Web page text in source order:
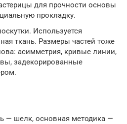
для прочности основы
прокладку.
Используется
ткань. Размеры частей тоже
асимметрия, кривые линии,
задекорированные
— шелк, основная методика —